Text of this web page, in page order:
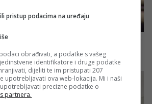
pristup podacima na uređaju
obrađivati, a podatke s vašeg
identifikatore i druge podatke
dijeliti te im pristupati 207
upotrebljavati ova web-lokacija. Mi i naši
precizne podatke o
partnera.